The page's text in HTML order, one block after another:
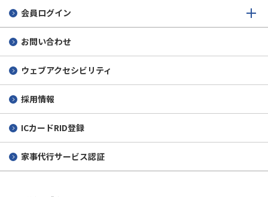
会員ログイン
お問い合わせ
ウェブアクセシビリティ
採用情報
ICカードRID登録
家事代行サービス認証